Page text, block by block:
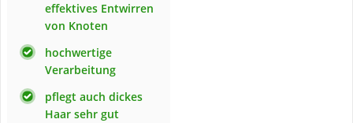
effektives Entwirren
von Knoten
hochwertige
Verarbeitung
pflegt auch dickes
Haar sehr gut